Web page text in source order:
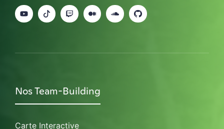
Nos Team-Building
Carte Interactive